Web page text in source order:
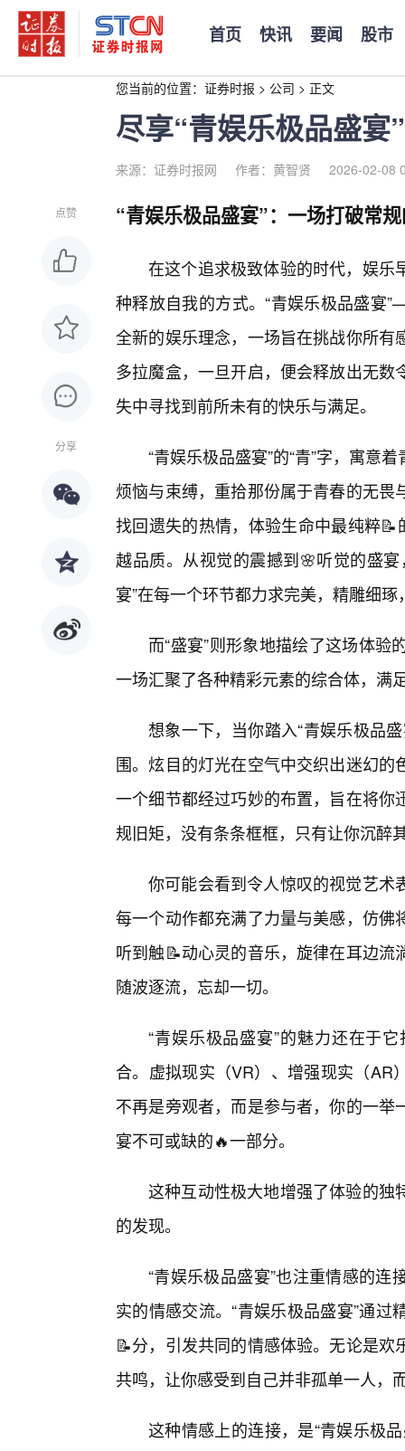
首页 快讯 要闻 股市
您当前的位置： 证券时报 > 公司 > 正文
尽享“青娱乐极品盛宴
来源：证券时报网 作者：黄智贤 2026-02-08
点赞
分享
“青娱乐极品盛宴”：一场打破常
在这个追求极致体验的时代，娱乐
种释放自我的方式。“青娱乐极品盛宴
全新的娱乐理念，一场旨在挑战你所
多拉魔盒，一旦开启，便会释放出无
失中寻找到前所未有的快乐与满足。
“青娱乐极品盛宴”的“青”字，寓意
烦恼与束缚，重拾那份属于青春的无
找回遗失的热情，体验生命中最纯粹
越品质。从视觉的震撼到🌸听觉的盛
宴”在每一个环节都力求完美，精雕细
而“盛宴”则形象地描绘了这场体
一场汇聚了各种精彩元素的综合体，满
想象一下，当你踏入“青娱乐极品
围。炫目的灯光在空气中交织出迷幻
一个细节都经过巧妙的布置，旨在将
规旧矩，没有条条框框，只有让你沉醉
你可能会看到令人惊叹的视觉艺术
每一个动作都充满了力量与美感，仿
听到触📝动心灵的音乐，旋律在耳边
随波逐流，忘却一切。
“青娱乐极品盛宴”的魅力还在于
合。虚拟现实（VR）、增强现实（AR
不再是旁观者，而是参与者，你的一
宴不可或缺的🔥一部分。
这种互动性极大地增强了体验的独
的发现。
“青娱乐极品盛宴”也注重情感的
实的情感交流。“青娱乐极品盛宴”通
📝分，引发共同的情感体验。无论是
共鸣，让你感受到自己并非孤单一人，
这种情感上的连接，是“青娱乐极